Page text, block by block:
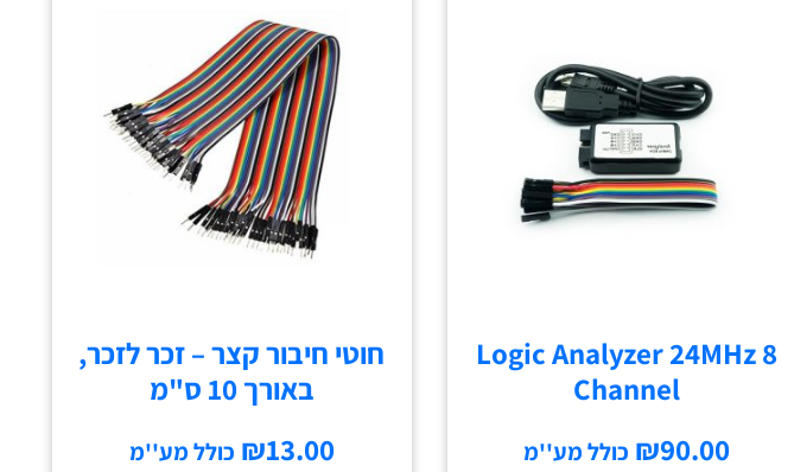
Logic Analyzer 24MHz 8
Channel
₪90.00 כולל מע''מ
חוטי חיבור קצר – זכר לזכר,
באורך 10 ס"מ
₪13.00 כולל מע''מ